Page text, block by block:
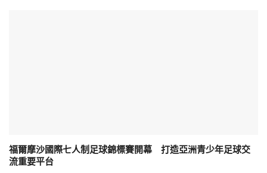
福爾摩沙國際七人制足球錦標賽開幕 打造亞洲青少年足球交
流重要平台